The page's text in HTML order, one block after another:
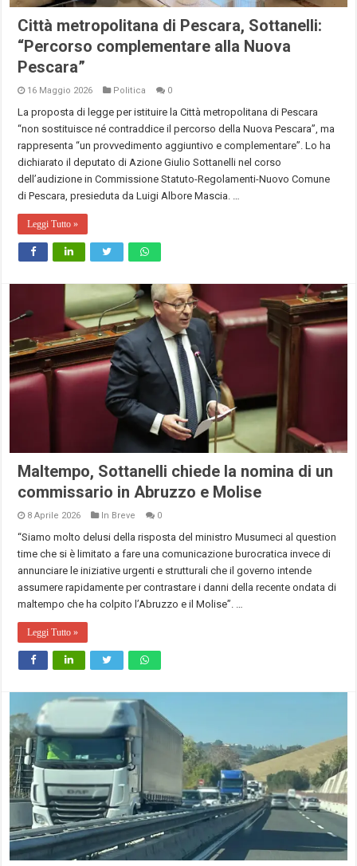
Città metropolitana di Pescara, Sottanelli:
“Percorso complementare alla Nuova
Pescara”
16 Maggio 2026 Politica 0
La proposta di legge per istituire la Città metropolitana di Pescara
“non sostituisce né contraddice il percorso della Nuova Pescara”, ma
rappresenta “un provvedimento aggiuntivo e complementare”. Lo ha
dichiarato il deputato di Azione Giulio Sottanelli nel corso
dell’audizione in Commissione Statuto-Regolamenti-Nuovo Comune
di Pescara, presieduta da Luigi Albore Mascia. …
Leggi Tutto »
Maltempo, Sottanelli chiede la nomina di un
commissario in Abruzzo e Molise
8 Aprile 2026 In Breve 0
“Siamo molto delusi della risposta del ministro Musumeci al question
time che si è limitato a fare una comunicazione burocratica invece di
annunciare le iniziative urgenti e strutturali che il governo intende
assumere rapidamente per contrastare i danni della recente ondata di
maltempo che ha colpito l’Abruzzo e il Molise”. …
Leggi Tutto »